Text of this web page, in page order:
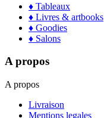
♦ Tableaux
♦ Livres & artbooks
♦ Goodies
♦ Salons
A propos
A propos
Livraison
Mentions legales